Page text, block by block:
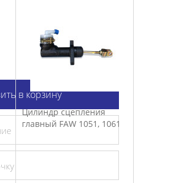
в корзину
1051, 1061